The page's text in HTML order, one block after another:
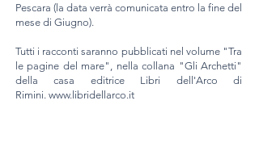
Pescara (la data verrà comunicata entro la fine del
mese di Giugno).
Tutti i racconti saranno pubblicati nel volume "Tra
le pagine del mare", nella collana "Gli Archetti"
della casa editrice Libri dell'Arco di
Rimini. www.libridellarco.it